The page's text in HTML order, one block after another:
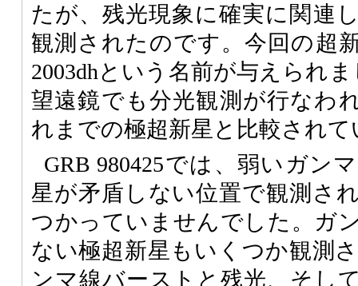
たが、残光現象に確実に関連
観測されたのです。今回の超
2003dhという名前が与えられ
望遠鏡でも分光観測が行なわ
れまでの極超新星と比較されて
GRB 980425では、弱いガン
星が矛盾しない位置で観測さ
つかっていませんでした。ガ
ない極超新星もいくつか観測
ンマ線バーストと残光、そし